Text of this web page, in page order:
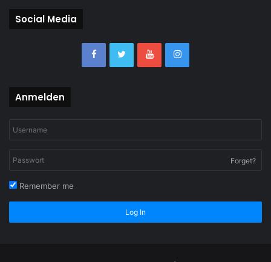
Social Media
Anmelden
Forget?
Remember me
Log In